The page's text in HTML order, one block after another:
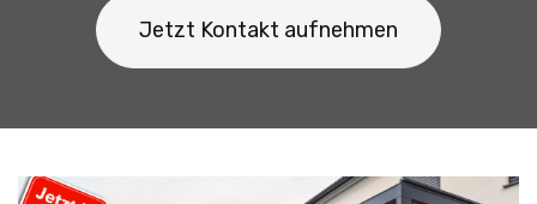
Jetzt Kontakt aufnehmen